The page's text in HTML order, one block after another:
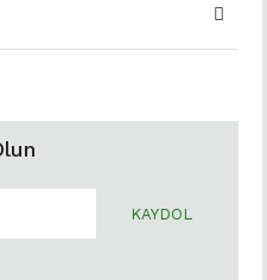
KAYDOL